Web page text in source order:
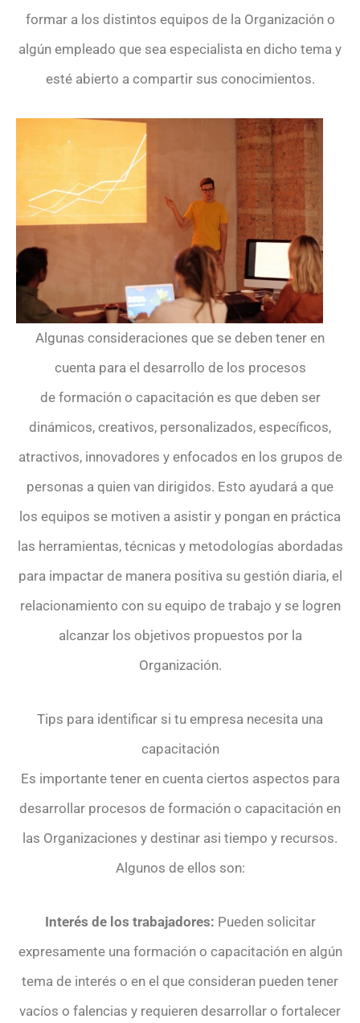
formar a los distintos equipos de la Organización o
algún empleado que sea especialista en dicho tema y
esté abierto a compartir sus conocimientos.
Algunas consideraciones que se deben tener en
cuenta para el desarrollo de los procesos
de formación o capacitación es que deben ser
dinámicos, creativos, personalizados, específicos,
atractivos, innovadores y enfocados en los grupos de
personas a quien van dirigidos. Esto ayudará a que
los equipos se motiven a asistir y pongan en práctica
las herramientas, técnicas y metodologías abordadas
para impactar de manera positiva su gestión diaria, el
relacionamiento con su equipo de trabajo y se logren
alcanzar los objetivos propuestos por la
Organización.
Tips para identificar si tu empresa necesita una
capacitación
Es importante tener en cuenta ciertos aspectos para
desarrollar procesos de formación o capacitación en
las Organizaciones y destinar asi tiempo y recursos.
Algunos de ellos son:
Interés de los trabajadores: Pueden solicitar
expresamente una formación o capacitación en algún
tema de interés o en el que consideran pueden tener
vacíos o falencias y requieren desarrollar o fortalecer